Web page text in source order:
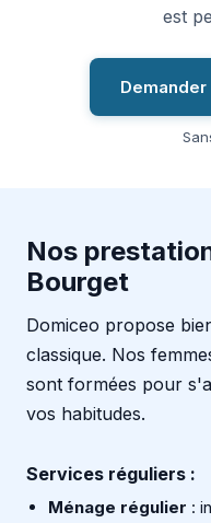
est
Nos
Bourget
Domiceo propose
classique. Nos
sont formées pour
vos habitudes.
Services réguliers :
Ménage régulier :